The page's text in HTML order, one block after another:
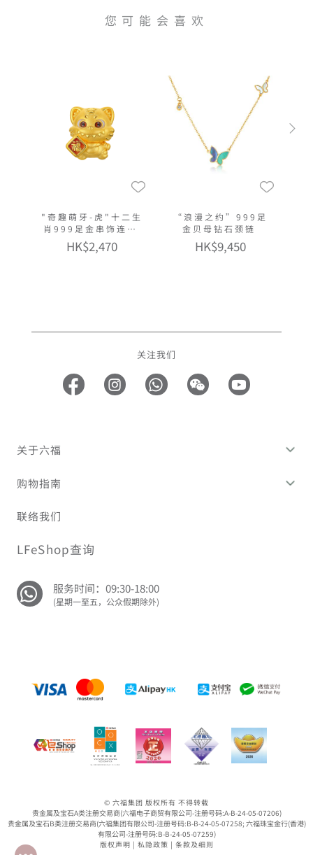
您可能会喜欢
"奇趣萌牙-虎"十二生
肖999足金串饰连手
绳
HK$2,470
“浪漫之约”999足
金贝母钻石颈链
HK$9,450
关注我们
关于六福
购物指南
联络我们
LFeShop查询
服务时间：09:30-18:00
(星期一至五，公众假期除外)
© 六福集团 版权所有 不得转载
贵金属及宝石A类注册交易商(六福电子商贸有限公司-注册号码:A-B-24-05-07206)
贵金属及宝石B类注册交易商(六福集团有限公司-注册号码:B-B-24-05-07258; 六福珠宝金行(香港)
有限公司-注册号码:B-B-24-05-07259)
版权声明 | 私隐政策 | 条款及细则